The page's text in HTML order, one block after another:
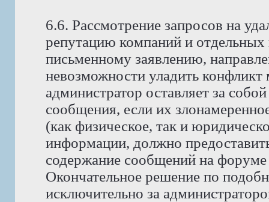
6.6. Рассмотрение запросов на
репутацию компаний и отдельных
письменному заявлению,
невозможности уладить
администратор оставляет за
сообщения, если их
(как физическое, так и
информации, должно
содержание сообщений на форуме
Окончательное решение по
исключительно за